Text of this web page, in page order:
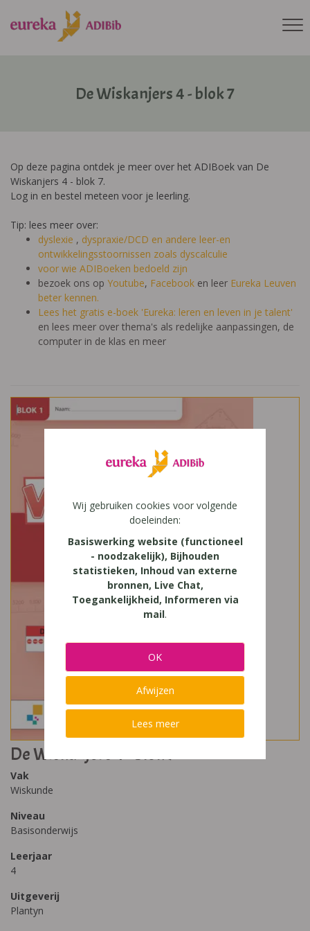
De Wiskanjers 4 - blok 7
Op deze pagina ontdek je meer over het ADIBoek van De
Wiskanjers 4 - blok 7.
Log in en bestel meteen voor je leerling.
Tip: lees meer over:
dyslexie , dyspraxie/DCD en andere leer-en
ontwikkelingsstoornissen zoals dyscalculie
voor wie ADIBoeken bedoeld zijn
bezoek ons op Youtube, Facebook en leer Eureka Leuven
beter kennen.
Lees het gratis e-boek 'Eureka: leren en leven in je talent'
en lees meer over thema's als redelijke aanpassingen, de
computer in de klas en meer
De Wiskanjers 4 - blok 7
Vak
Wiskunde
Niveau
Basisonderwijs
Leerjaar
4
Uitgeverij
Plantyn
Wij gebruiken cookies voor volgende
doeleinden:
Basiswerking website (functioneel
- noodzakelijk), Bijhouden
statistieken, Inhoud van externe
bronnen, Live Chat,
Toegankelijkheid, Informeren via
mail.
OK
Afwijzen
Lees meer